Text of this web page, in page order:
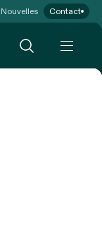
Nouvelles Contact